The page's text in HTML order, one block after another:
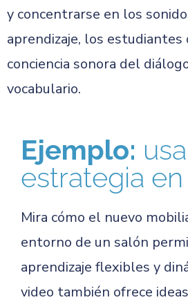
y concentrarse en los
aprendizaje, los
conciencia sonora del
vocabulario.
Ejemplo:
estrategia
Mira cómo el nuevo
entorno de un salón
aprendizaje flexibles y
video también ofrece